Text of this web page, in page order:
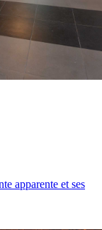
apparente et ses